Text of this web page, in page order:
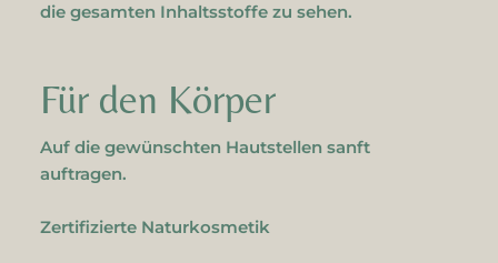
die gesamten Inhaltsstoffe zu sehen.
Für den Körper
Auf die gewünschten Hautstellen sanft
auftragen.
Zertifizierte Naturkosmetik